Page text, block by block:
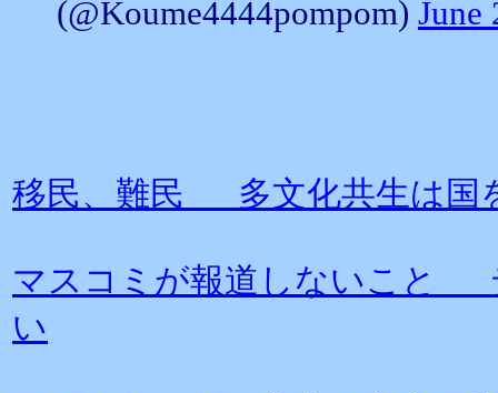
(@Koume4444pompom) June
移民、難民 多文化共生は国
マスコミが報道しないこと
い